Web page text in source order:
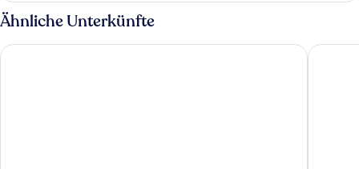
Ähnliche Unterkünfte
ibis Marseille Provence Aéroport Holiday